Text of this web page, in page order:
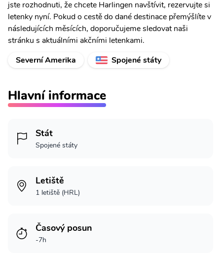
jste rozhodnuti, že chcete Harlingen navštívit, rezervujte si
letenky nyní. Pokud o cestě do dané destinace přemýšlíte v
následujících měsících, doporučujeme sledovat naši
stránku s aktuálními akčními letenkami.
Severní Amerika
Spojené státy
Hlavní informace
Stát
Spojené státy
Letiště
1 letiště (HRL)
Časový posun
-7h